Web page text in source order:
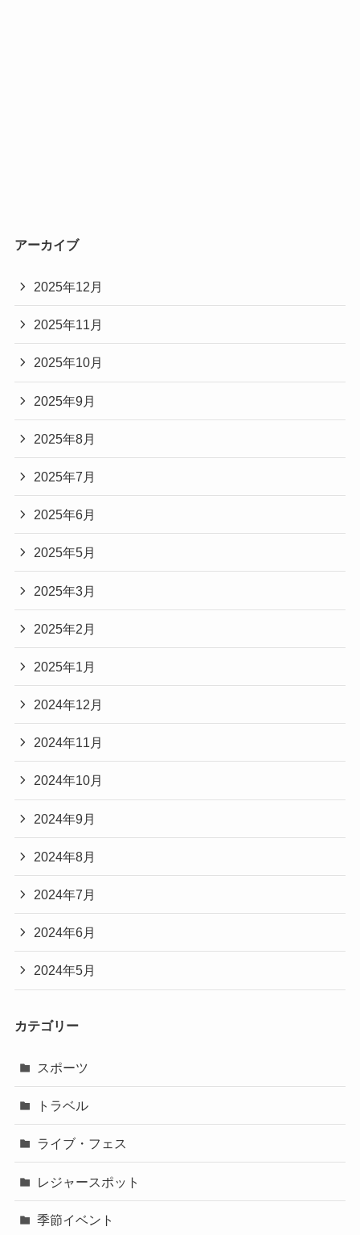
アーカイブ
2025年12月
2025年11月
2025年10月
2025年9月
2025年8月
2025年7月
2025年6月
2025年5月
2025年3月
2025年2月
2025年1月
2024年12月
2024年11月
2024年10月
2024年9月
2024年8月
2024年7月
2024年6月
2024年5月
カテゴリー
スポーツ
トラベル
ライブ・フェス
レジャースポット
季節イベント